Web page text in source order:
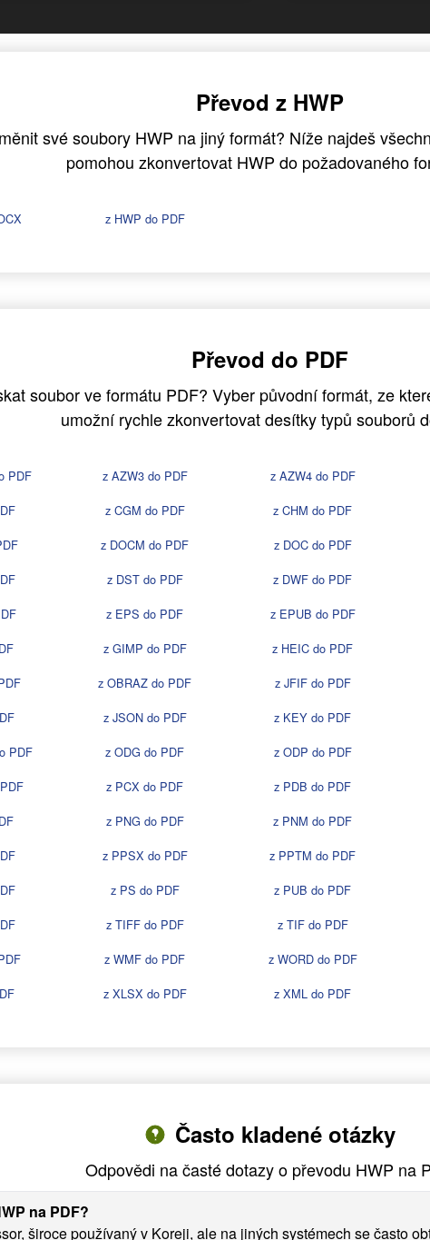
Převod z HWP
své soubory HWP na jiný formát? Níže najdeš
pomohou zkonvertovat HWP do požadovaného
z HWP do PDF
Převod do PDF
soubor ve formátu PDF? Vyber původní formát, ze
umožní rychle zkonvertovat desítky typů souborů
PDF z AZW3 do PDF z AZW4 do PDF
z CGM do PDF z CHM do PDF
z DOCM do PDF z DOC do PDF
z DST do PDF z DWF do PDF
z EPS do PDF z EPUB do PDF
z GIMP do PDF z HEIC do PDF
z OBRAZ do PDF z JFIF do PDF
z JSON do PDF z KEY do PDF
PDF z ODG do PDF z ODP do PDF
z PCX do PDF z PDB do PDF
z PNG do PDF z PNM do PDF
z PPSX do PDF z PPTM do PDF
z PS do PDF z PUB do PDF
z TIFF do PDF z TIF do PDF
z WMF do PDF z WORD do PDF
z XLSX do PDF z XML do PDF
Často kladené otázky
Odpovědi na časté dotazy o převodu HWP na
na PDF?
široce používaný v Koreji, ale na jiných systémech se často